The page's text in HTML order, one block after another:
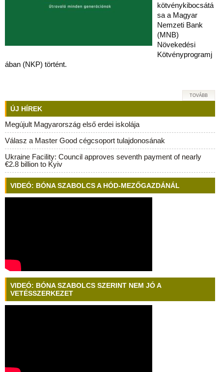
kötvénykibocsátá
sa a Magyar
Nemzeti Bank
(MNB)
Növekedési
Kötvényprogramj
ában (NKP) történt.
TOVÁBB
ÚJ HÍREK
Megújult Magyarország első erdei iskolája
Válasz a Master Good cégcsoport tulajdonosának
Ukraine Facility: Council approves seventh payment of nearly
€2.8 billion to Kyiv
VIDEÓ: BÓNA SZABOLCS A HÓD-MEZŐGAZDÁNÁL
VIDEÓ: BÓNA SZABOLCS SZERINT NEM JÓ A
VETÉSSZERKEZET